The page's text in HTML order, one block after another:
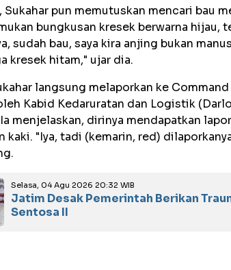
Sukahar pun memutuskan mencari bau
bungkusan kresek berwarna
sudah bau, saya kira anjing bukan
kresek hitam," ujar dia.
langsung melaporkan ke
Kabid Kedaruratan dan Logistik
Ia menjelaskan, dirinya mendapatkan
kaki. "Iya, tadi (kemarin, red)
Selasa, 04 Agu 2026 20:32 WIB
Jatim Desak Pemerintah Berikan
Sentosa II